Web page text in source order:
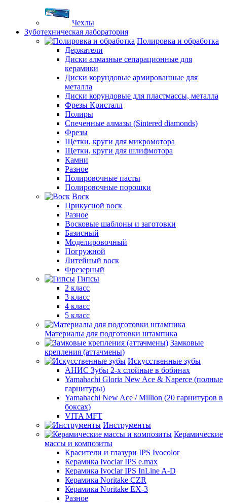
Чехлы
Зуботехническая лаборатория
Полировка и обработка
Держатели
Диски алмазные сепарационные для
керамики
Диски корундовые армированные для
металла
Диски корундовые для пластмассы, металла
Фрезы Кристалл
Полиры
Спеченные алмазы (Sintered diamonds)
Фрезы
Щетки, круги для микромотора
Щетки, круги для шлифмотора
Камни
Разное
Полировочные пасты
Полировочные порошки
Воск
Прикусной воск
Разное
Восковые шаблоны и заготовки
Базисный
Моделировочный
Погружной
Литейный воск
Фрезерный
Гипсы
2 класс
3 класс
4 класс
5 класс
Материалы для подготовки штампика
Замковые
крепления (аттачмены)
Искусственные зубы
АНИС Зубы 2-х слойные в бобинах
Yamahachi Gloria New Ace & Naperce (полные
гарнитуры)
Yamahachi New Ace / Million (20 гарнитуров в
боксах)
VITA MFT
Инструменты
Керамические
массы и композиты
Красители и глазури IPS Ivocolor
Керамика Ivoclar IPS e.max
Керамика Ivoclar IPS InLine A-D
Керамика Noritake CZR
Керамика Noritake EX-3
Разное